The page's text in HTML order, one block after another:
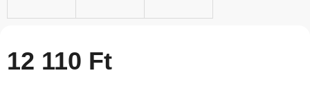
12 110 Ft